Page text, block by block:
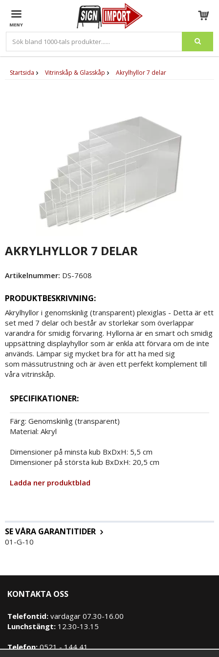
Produkten har blivit tillagd i varukorgen
Startsida Vitrinskåp & Glasskåp Akrylhyllor 7 delar
AKRYLHYLLOR 7 DELAR
Artikelnummer: DS-7608
PRODUKTBESKRIVNING:
Akrylhyllor i genomskinlig (transparent) plexiglas - Detta är ett
set med 7 delar och består av storlekar som överlappar
varandra för smidig förvaring. Hyllorna är en smart och smidig
uppsättning displayhyllor som är enkla att förvara om de inte
används. Lämpar sig mycket bra för att ha med sig
som mässutrustning och är även ett perfekt komplement till
våra vitrinskåp.
SPECIFIKATIONER:
Färg: Genomskinlig (transparent)
Material: Akryl
Dimensioner på minsta kub BxDxH: 5,5 cm
Dimensioner på största kub BxDxH: 20,5 cm
Ladda ner produktblad
SE VÅRA GARANTITIDER
01-G-10
KONTAKTA OSS
Telefontid: vardagar 07.30-16.00
Lunchstängt: 12.30-13.15
Telefon:0521 - 144 41